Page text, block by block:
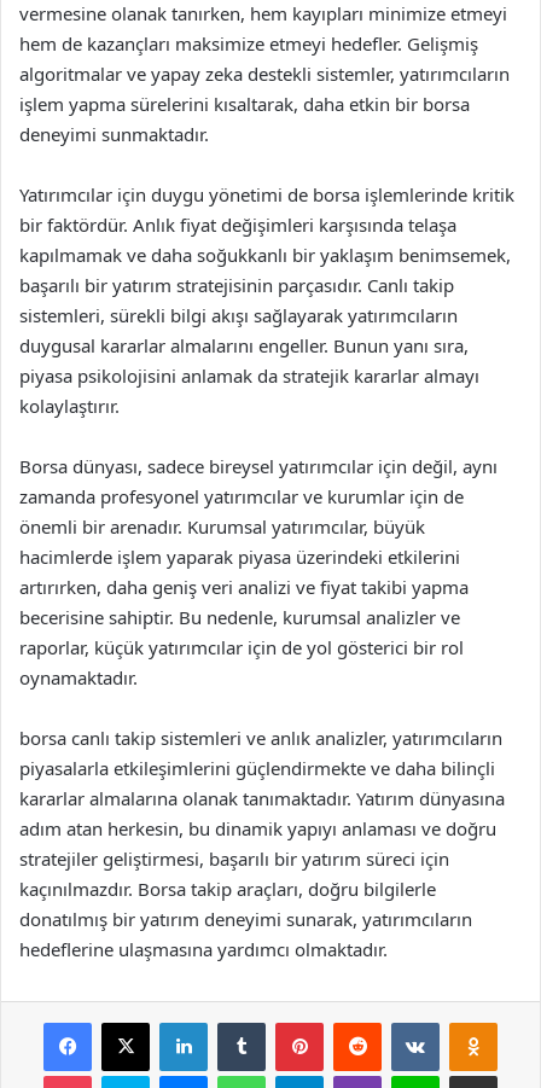
vermesine olanak tanırken, hem kayıpları minimize etmeyi
hem de kazançları maksimize etmeyi hedefler. Gelişmiş
algoritmalar ve yapay zeka destekli sistemler, yatırımcıların
işlem yapma sürelerini kısaltarak, daha etkin bir borsa
deneyimi sunmaktadır.
Yatırımcılar için duygu yönetimi de borsa işlemlerinde kritik
bir faktördür. Anlık fiyat değişimleri karşısında telaşa
kapılmamak ve daha soğukkanlı bir yaklaşım benimsemek,
başarılı bir yatırım stratejisinin parçasıdır. Canlı takip
sistemleri, sürekli bilgi akışı sağlayarak yatırımcıların
duygusal kararlar almalarını engeller. Bunun yanı sıra,
piyasa psikolojisini anlamak da stratejik kararlar almayı
kolaylaştırır.
Borsa dünyası, sadece bireysel yatırımcılar için değil, aynı
zamanda profesyonel yatırımcılar ve kurumlar için de
önemli bir arenadır. Kurumsal yatırımcılar, büyük
hacimlerde işlem yaparak piyasa üzerindeki etkilerini
artırırken, daha geniş veri analizi ve fiyat takibi yapma
becerisine sahiptir. Bu nedenle, kurumsal analizler ve
raporlar, küçük yatırımcılar için de yol gösterici bir rol
oynamaktadır.
borsa canlı takip sistemleri ve anlık analizler, yatırımcıların
piyasalarla etkileşimlerini güçlendirmekte ve daha bilinçli
kararlar almalarına olanak tanımaktadır. Yatırım dünyasına
adım atan herkesin, bu dinamik yapıyı anlaması ve doğru
stratejiler geliştirmesi, başarılı bir yatırım süreci için
kaçınılmazdır. Borsa takip araçları, doğru bilgilerle
donatılmış bir yatırım deneyimi sunarak, yatırımcıların
hedeflerine ulaşmasına yardımcı olmaktadır.
Facebook
X LinkedInTumblr PinterestReddit VKontakte
Pocket Skype MessengerWhatsAppTelegramViber Line E-Posta ile